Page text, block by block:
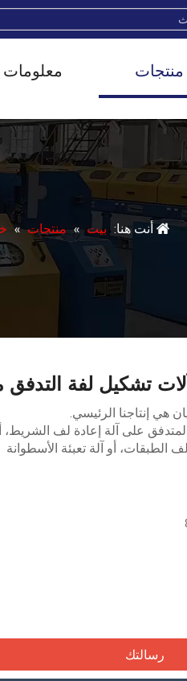
منتجات معلومات
أنت هنا: بيت » منتجات »
تشكيل لفة
هي إنتاجنا الرئيسي.
على آلة إعادة لف الشريط،
رسالتك